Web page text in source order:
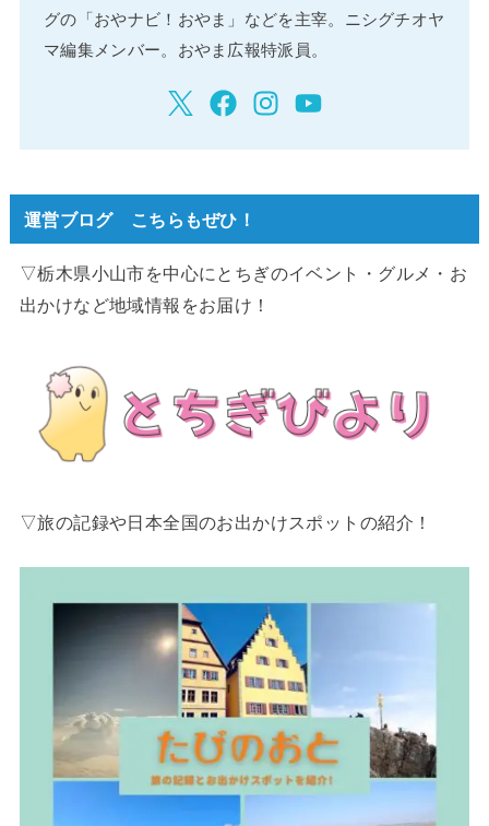
グの「おやナビ！おやま」などを主宰。ニシグチオヤ
マ編集メンバー。おやま広報特派員。
運営ブログ こちらもぜひ！
▽栃木県小山市を中心にとちぎのイベント・グルメ・お
出かけなど地域情報をお届け！
▽旅の記録や日本全国のお出かけスポットの紹介！